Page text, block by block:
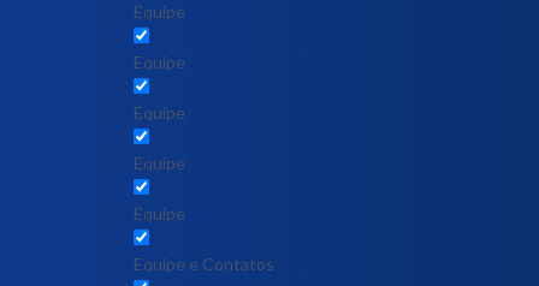
Equipe
Equipe
Equipe
Equipe
Equipe
Equipe e Contatos